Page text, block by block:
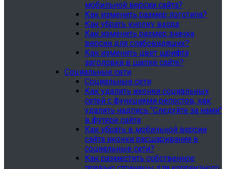
мобильной версии сайта?
Как изменить размер логотипа?
Как убрать кнопку входа
Как изменить размер значка
версии для слабовидящих?
Как изменить цвет шрифта
заголовка в шапке сайте?
Социальные сети
Социальные сети
Как удалить иконки социальных
сетей с функциями репостов, как
удалить надпись "Следуйте за нами"
в футере сайта
Как убрать в мобильной версии
сайта иконки расшаривания в
социальные сети?
Как разместить собственное